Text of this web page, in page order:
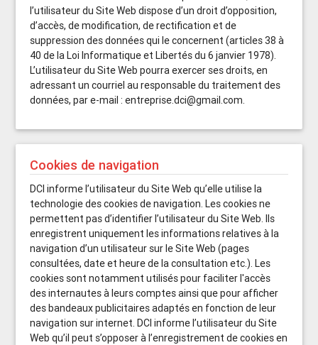
l’utilisateur du Site Web dispose d’un droit d’opposition,
d’accès, de modification, de rectification et de
suppression des données qui le concernent (articles 38 à
40 de la Loi Informatique et Libertés du 6 janvier 1978).
L’utilisateur du Site Web pourra exercer ses droits, en
adressant un courriel au responsable du traitement des
données, par e-mail : entreprise.dci@gmail.com.
Cookies de navigation
DCI informe l’utilisateur du Site Web qu’elle utilise la
technologie des cookies de navigation. Les cookies ne
permettent pas d’identifier l’utilisateur du Site Web. Ils
enregistrent uniquement les informations relatives à la
navigation d’un utilisateur sur le Site Web (pages
consultées, date et heure de la consultation etc.). Les
cookies sont notamment utilisés pour faciliter l'accès
des internautes à leurs comptes ainsi que pour afficher
des bandeaux publicitaires adaptés en fonction de leur
navigation sur internet. DCI informe l’utilisateur du Site
Web qu’il peut s’opposer à l’enregistrement de cookies en